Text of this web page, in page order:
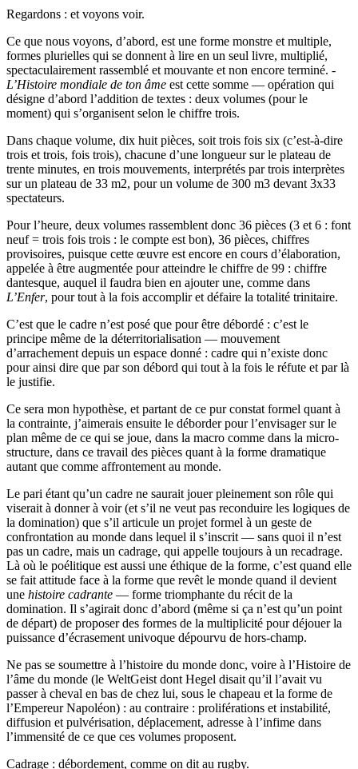
Regardons : et voyons voir.
Ce que nous voyons, d’abord, est une forme monstre et multiple,
formes plurielles qui se donnent à lire en un seul livre, multiplié,
spectaculairement rassemblé et mouvante et non encore terminé. -
L’Histoire mondiale de ton âme est cette somme — opération qui
désigne d’abord l’addition de textes : deux volumes (pour le
moment) qui s’organisent selon le chiffre trois.
Dans chaque volume, dix huit pièces, soit trois fois six (c’est-à-dire
trois et trois, fois trois), chacune d’une longueur sur le plateau de
trente minutes, en trois mouvements, interprétés par trois interprètes
sur un plateau de 33 m2, pour un volume de 300 m3 devant 3x33
spectateurs.
Pour l’heure, deux volumes rassemblent donc 36 pièces (3 et 6 : font
neuf = trois fois trois : le compte est bon), 36 pièces, chiffres
provisoires, puisque cette œuvre est encore en cours d’élaboration,
appelée à être augmentée pour atteindre le chiffre de 99 : chiffre
dantesque, auquel il faudra bien en ajouter une, comme dans
L’Enfer, pour tout à la fois accomplir et défaire la totalité trinitaire.
C’est que le cadre n’est posé que pour être débordé : c’est le
principe même de la déterritorialisation — mouvement
d’arrachement depuis un espace donné : cadre qui n’existe donc
pour ainsi dire que par son débord qui tout à la fois le réfute et par là
le justifie.
Ce sera mon hypothèse, et partant de ce pur constat formel quant à
la contrainte, j’aimerais ensuite le déborder pour l’envisager sur le
plan même de ce qui se joue, dans la macro comme dans la micro-
structure, dans ce travail des pièces quant à la forme dramatique
autant que comme affrontement au monde.
Le pari étant qu’un cadre ne saurait jouer pleinement son rôle qui
viserait à donner à voir (et s’il ne veut pas reconduire les logiques de
la domination) que s’il articule un projet formel à un geste de
confrontation au monde dans lequel il s’inscrit — sans quoi il n’est
pas un cadre, mais un cadrage, qui appelle toujours à un recadrage.
Là où le poélitique est aussi une éthique de la forme, c’est quand elle
se fait attitude face à la forme que revêt le monde quand il devient
une histoire cadrante — forme triomphante du récit de la
domination. Il s’agirait donc d’abord (même si ça n’est qu’un point
de départ) de proposer des formes de la multiplicité pour déjouer la
puissance d’écrasement univoque dépourvu de hors-champ.
Ne pas se soumettre à l’histoire du monde donc, voire à l’Histoire de
l’âme du monde (le WeltGeist dont Hegel disait qu’il l’avait vu
passer à cheval en bas de chez lui, sous le chapeau et la forme de
l’Empereur Napoléon) : au contraire : proliférations et instabilité,
diffusion et pulvérisation, déplacement, adresse à l’infime dans
l’immensité de ce que ces volumes proposent.
Cadrage : débordement, comme on dit au rugby.